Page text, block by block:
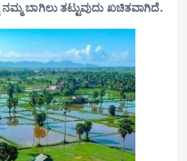
ನಮ್ಮ ಬಾಗಿಲು ತಟ್ಟುವುದು ಖಚಿತವಾಗಿದೆ.